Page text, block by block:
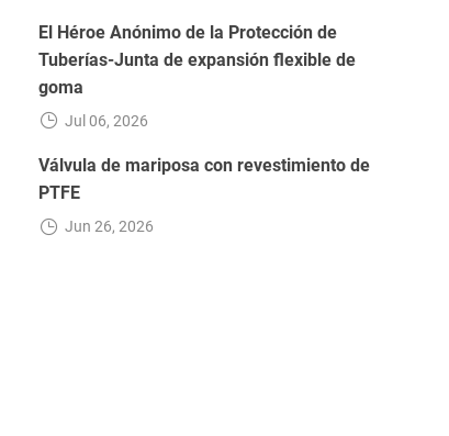
El Héroe Anónimo de la Protección de
Tuberías-Junta de expansión flexible de
goma
Jul 06, 2026
Válvula de mariposa con revestimiento de
PTFE
Jun 26, 2026